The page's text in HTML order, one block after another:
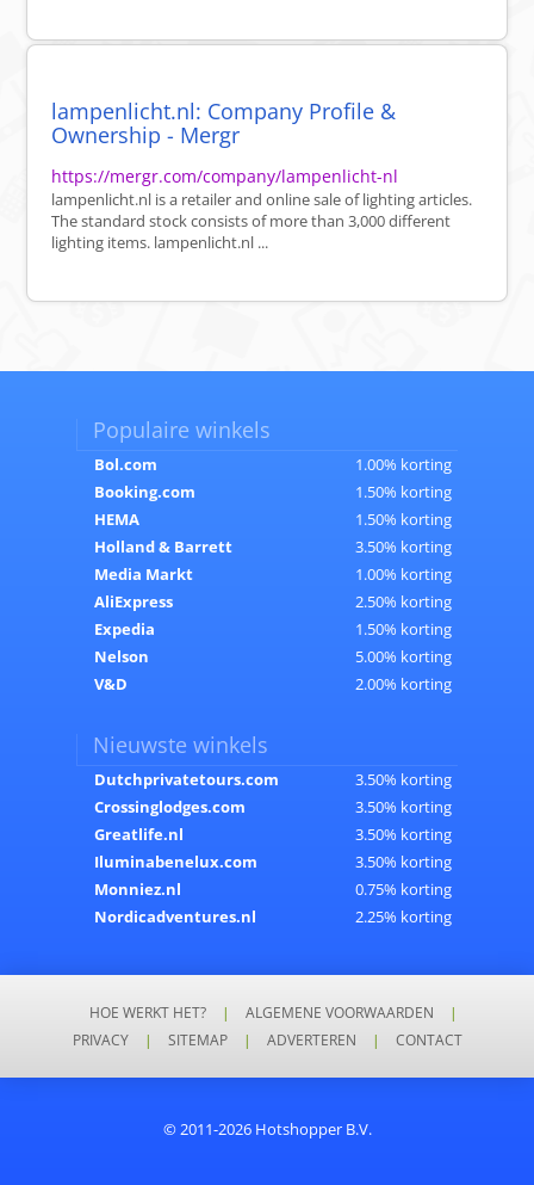
lampenlicht.nl: Company Profile &
Ownership - Mergr
https://mergr.com/company/lampenlicht-nl
lampenlicht.nl is a retailer and online sale of lighting articles.
The standard stock consists of more than 3,000 different
lighting items. lampenlicht.nl ...
Populaire winkels
Bol.com
1.00% korting
Booking.com
1.50% korting
HEMA
1.50% korting
Holland & Barrett
3.50% korting
Media Markt
1.00% korting
AliExpress
2.50% korting
Expedia
1.50% korting
Nelson
5.00% korting
V&D
2.00% korting
Nieuwste winkels
Dutchprivatetours.com
3.50% korting
Crossinglodges.com
3.50% korting
Greatlife.nl
3.50% korting
Iluminabenelux.com
3.50% korting
Monniez.nl
0.75% korting
Nordicadventures.nl
2.25% korting
HOE WERKT HET? | ALGEMENE VOORWAARDEN
|
PRIVACY
| SITEMAP | ADVERTEREN | CONTACT
© 2011-2026 Hotshopper B.V.